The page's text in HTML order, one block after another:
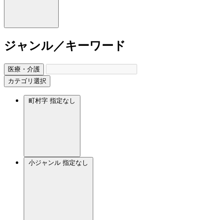
ジャンル／キーワード
医療・介護
カテゴリ選択
町村字 指定なし
小ジャンル 指定なし